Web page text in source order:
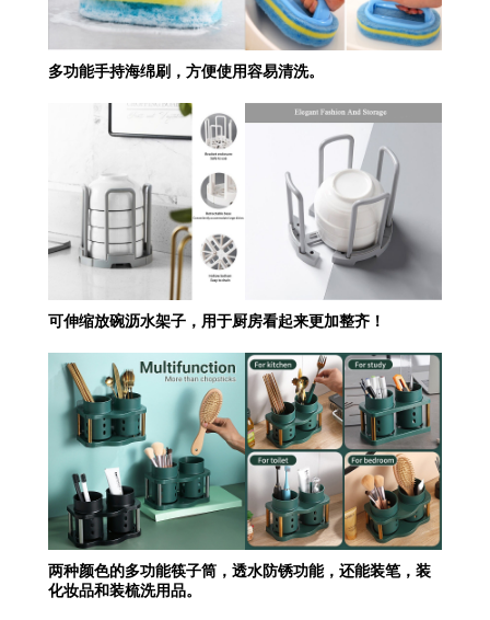
多功能手持海绵刷，方便使用容易清洗。
可伸缩放碗沥水架子，用于厨房看起来更加整齐！
两种颜色的多功能筷子筒，透水防锈功能，还能装笔，装
化妆品和装梳洗用品。